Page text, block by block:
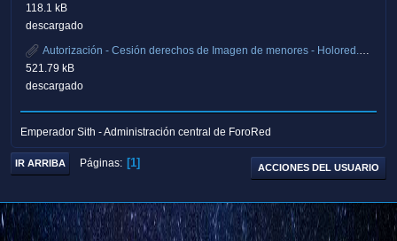
118.1 kB
descargado
Autorización - Cesión derechos de Imagen de menores - Holored.pdf
521.79 kB
descargado
Emperador Sith - Administración central de ForoRed
IR ARRIBA Páginas 1 ACCIONES DEL USUARIO